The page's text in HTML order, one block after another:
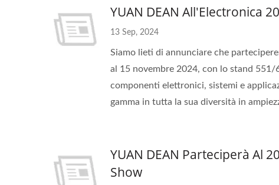
YUAN DEAN All'Electronica
13 Sep, 2024
Siamo lieti di annunciare che
al 15 novembre 2024, con lo stand
componenti elettronici, sistemi e
gamma in tutta la sua diversità in
YUAN DEAN Parteciperà Al
Show